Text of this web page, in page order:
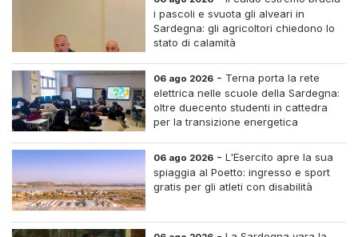
i pascoli e svuota gli alveari in
Sardegna: gli agricoltori chiedono lo
stato di calamità
06 ago 2026 - Terna porta la rete
elettrica nelle scuole della Sardegna:
oltre duecento studenti in cattedra
per la transizione energetica
06 ago 2026 -L'Esercito apre la sua
spiaggia al Poetto: ingresso e sport
gratis per gli atleti con disabilità